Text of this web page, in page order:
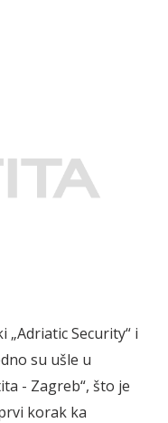
„Adriatic Security“ i
su ušle u
- Zagreb“, što je
korak ka